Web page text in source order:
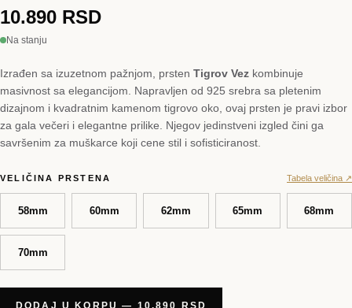
10.890 RSD
Na stanju
Izrađen sa izuzetnom pažnjom, prsten Tigrov Vez kombinuje
masivnost sa elegancijom. Napravljen od 925 srebra sa pletenim
dizajnom i kvadratnim kamenom tigrovo oko, ovaj prsten je pravi izbor
za gala večeri i elegantne prilike. Njegov jedinstveni izgled čini ga
savršenim za muškarce koji cene stil i sofisticiranost.
VELIČINA PRSTENA Tabela veličina ↗
58mm 60mm 62mm 65mm 68mm
70mm
DODAJ U KORPU — 10.890 RSD